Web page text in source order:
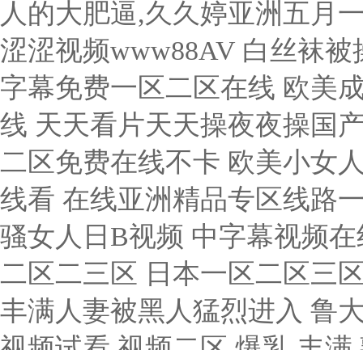
人的大肥逼,久久婷亚洲五月